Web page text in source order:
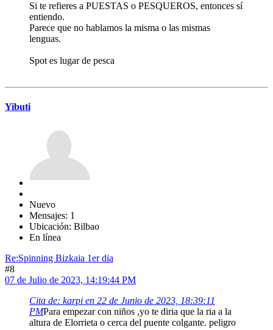
Si te refieres a PUESTAS o PESQUEROS, entonces sí
entiendo.
Parece que no hablamos la misma o las mismas
lenguas.
Spot es lugar de pesca
Yibuti
Nuevo
Mensajes: 1
Ubicación: Bilbao
En línea
Re:Spinning Bizkaia 1er dia
#8
07 de Julio de 2023, 14:19:44 PM
Cita de: karpi en 22 de Junio de 2023, 18:39:11
PMPara empezar con niños ,yo te diria que la ria a la
altura de Elorrieta o cerca del puente colgante. peligro